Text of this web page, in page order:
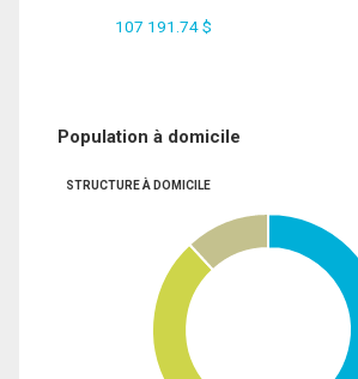
107 191.74 $
Population à domicile
STRUCTURE À DOMICILE